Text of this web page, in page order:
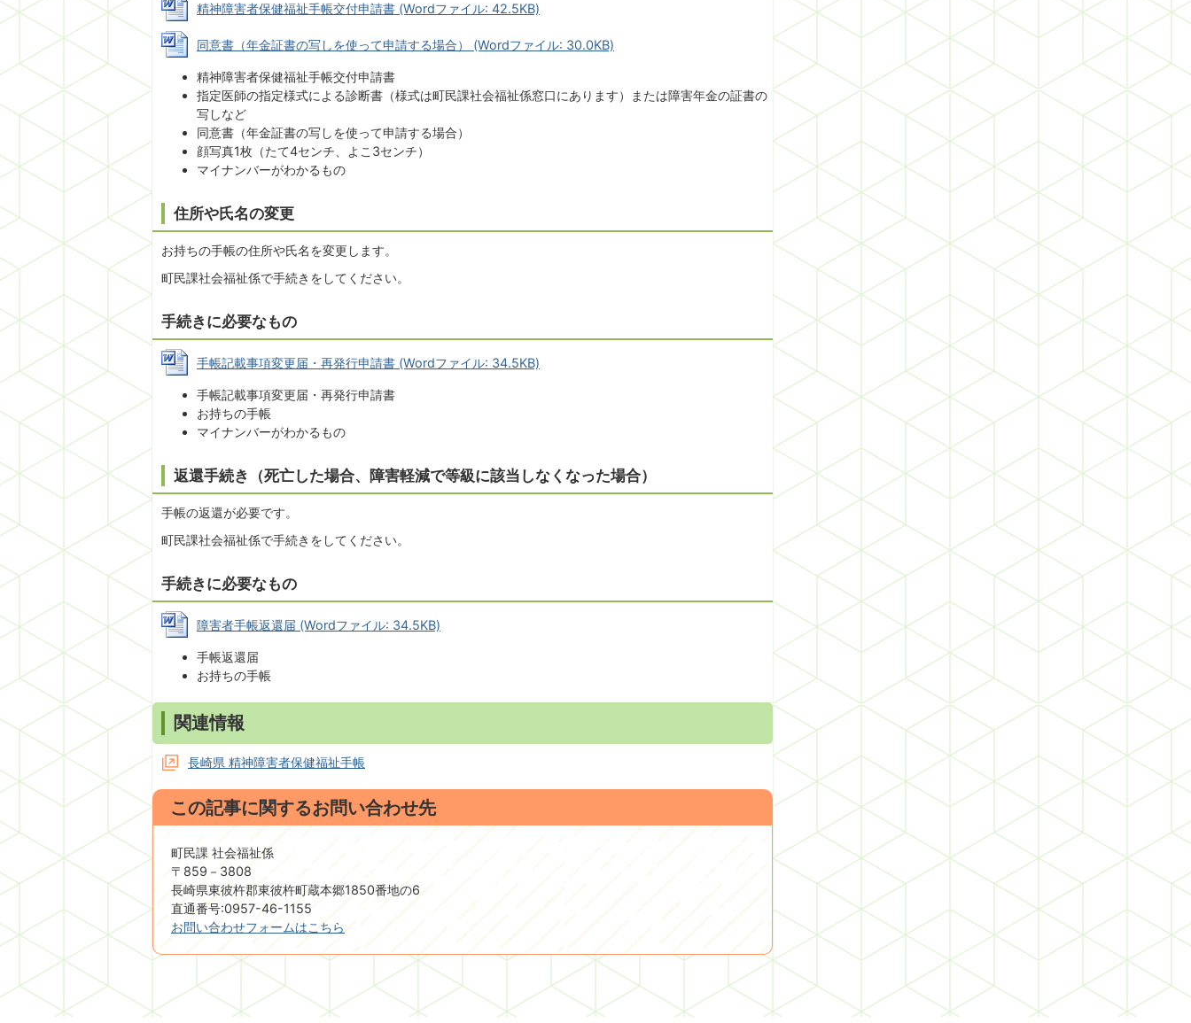
精神障害者保健福祉手帳交付申請書 (Wordファイル: 42.5KB)
同意書（年金証書の写しを使って申請する場合） (Wordファイル: 30.0KB)
精神障害者保健福祉手帳交付申請書
指定医師の指定様式による診断書（様式は町民課社会福祉係窓口にあります）または障害年金の証書の
写しなど
同意書（年金証書の写しを使って申請する場合）
顔写真1枚（たて4センチ、よこ3センチ）
マイナンバーがわかるもの
住所や氏名の変更
お持ちの手帳の住所や氏名を変更します。
町民課社会福祉係で手続きをしてください。
手続きに必要なもの
手帳記載事項変更届・再発行申請書 (Wordファイル: 34.5KB)
手帳記載事項変更届・再発行申請書
お持ちの手帳
マイナンバーがわかるもの
返還手続き（死亡した場合、障害軽減で等級に該当しなくなった場合）
手帳の返還が必要です。
町民課社会福祉係で手続きをしてください。
手続きに必要なもの
障害者手帳返還届 (Wordファイル: 34.5KB)
手帳返還届
お持ちの手帳
関連情報
長崎県 精神障害者保健福祉手帳
この記事に関するお問い合わせ先
町民課 社会福祉係
〒859－3808
長崎県東彼杵郡東彼杵町蔵本郷1850番地の6
直通番号:0957-46-1155
お問い合わせフォームはこちら